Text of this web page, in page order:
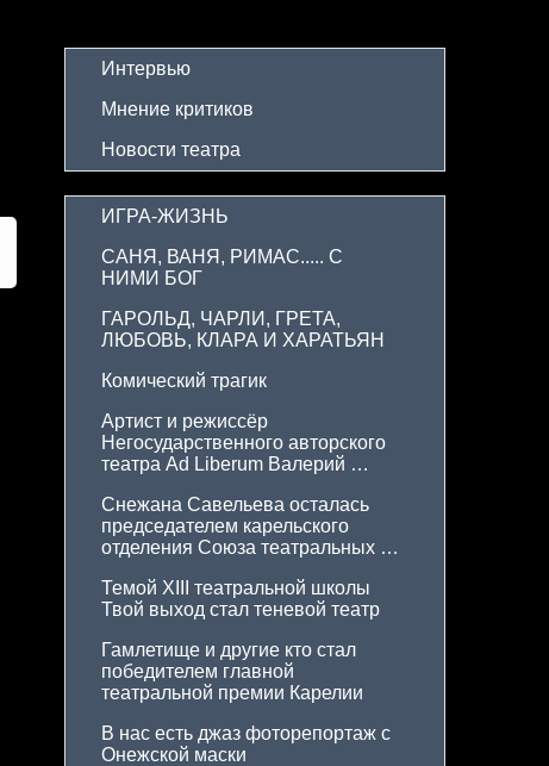
Интервью
Мнение критиков
Новости театра
ИГРА-ЖИЗНЬ
САНЯ, ВАНЯ, РИМАС..... С
НИМИ БОГ
ГАРОЛЬД, ЧАРЛИ, ГРЕТА,
ЛЮБОВЬ, КЛАРА И ХАРАТЬЯН
Комический трагик
Артист и режиссёр
Негосударственного авторского
театра Ad Liberum Валерий
Снежана Савельева осталась
председателем карельского
отделения Союза театральных
Темой XIII театральной школы
Твой выход стал теневой театр
Гамлетище и другие кто стал
победителем главной
театральной премии Карелии
В нас есть джаз фоторепортаж с
Онежской маски